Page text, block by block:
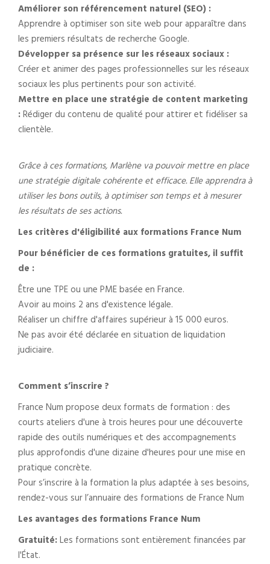
Améliorer son référencement naturel (SEO) :
Apprendre à optimiser son site web pour apparaître dans
les premiers résultats de recherche Google.
Développer sa présence sur les réseaux sociaux :
Créer et animer des pages professionnelles sur les réseaux
sociaux les plus pertinents pour son activité.
Mettre en place une stratégie de content marketing
:Rédiger du contenu de qualité pour attirer et fidéliser sa
clientèle.
Grâce à ces formations, Marlène va pouvoir mettre en place
une stratégie digitale cohérente et efficace. Elle apprendra à
utiliser les bons outils, à optimiser son temps et à mesurer
les résultats de ses actions.
Les critères d'éligibilité aux formations France Num
Pour bénéficier de ces formations gratuites, il suffit
de :
Être une TPE ou une PME basée en France.
Avoir au moins 2 ans d'existence légale.
Réaliser un chiffre d'affaires supérieur à 15 000 euros.
Ne pas avoir été déclarée en situation de liquidation
judiciaire.
Comment s’inscrire ?
France Num propose deux formats de formation : des
courts ateliers d'une à trois heures pour une découverte
rapide des outils numériques et des accompagnements
plus approfondis d'une dizaine d'heures pour une mise en
pratique concrète.
Pour s’inscrire à la formation la plus adaptée à ses besoins,
rendez-vous sur l’annuaire des formations de France Num
Les avantages des formations France Num
Gratuité:Les formations sont entièrement financées par
l'État.